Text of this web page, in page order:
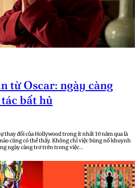
từ Oscar: ngày càng
bất hủ
thay đổi của Hollywood trong ít nhất 10 năm qua là
cũng có thể thấy. Không chỉ việc bùng nổ khuynh
ngày càng trơ trẽn trong việc…